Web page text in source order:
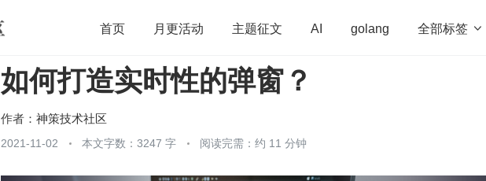
首页 月更活动 主题征文 AI golang 全部标签 
开源 架构 OpenHarmony 算法 学习方法
团队管理
如何打造实时性的弹窗？
作者： 神策技术社区
2021-11-02 本文字数：3247 字 阅读完需：约 11 分钟